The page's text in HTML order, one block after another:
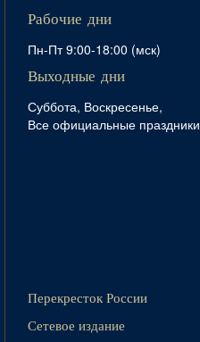
Рабочие дни
Пн-Пт 9:00-18:00 (мск)
Выходные дни
Суббота, Воскресенье,
Все официальные праздники
Перекресток России
Сетевое издание